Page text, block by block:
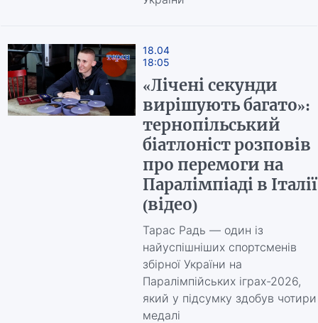
18.04
18:05
«Лічені секунди
вирішують багато»:
тернопільський
біатлоніст розповів
про перемоги на
Паралімпіаді в Італії
(відео)
Тарас Радь — один із
найуспішніших спортсменів
збірної України на
Паралімпійських іграх-2026,
який у підсумку здобув чотири
медалі